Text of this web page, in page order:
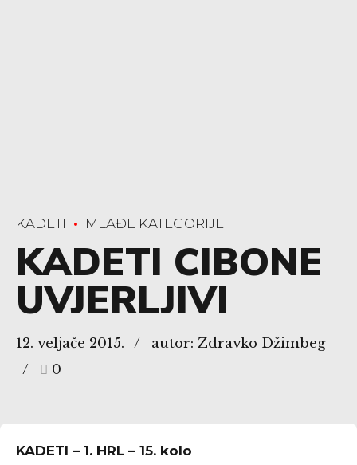
KADETI MLAĐE KATEGORIJE
KADETI CIBONE
UVJERLJIVI
12. veljače 2015.
autor: Zdravko Džimbeg
0
KADETI – 1. HRL – 15. kolo